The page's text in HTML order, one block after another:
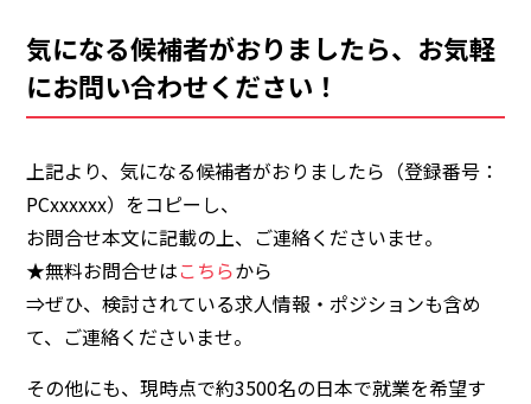
気になる候補者がおりましたら、お気軽
にお問い合わせください！
上記より、気になる候補者がおりましたら （登録番号：
PCxxxxxx） をコピーし、
お問合せ本文に記載の上、ご連絡くださいませ。
★無料お問合せはこちらから
⇒ぜひ、検討されている求人情報・ポジションも含め
て、ご連絡くださいませ。
その他にも、現時点で約3500名の日本で就業を希望す